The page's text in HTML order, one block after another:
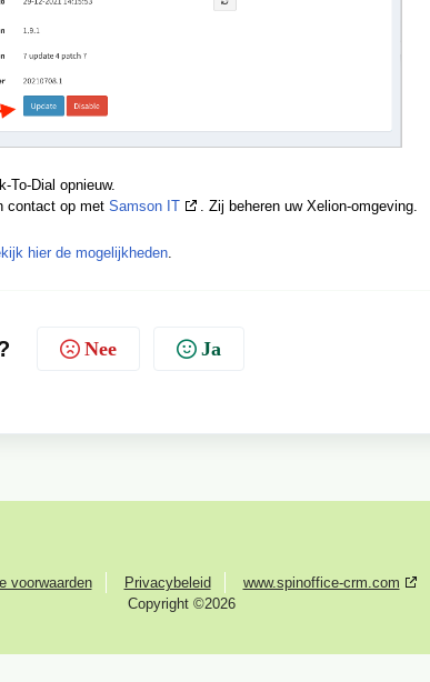
To-Dial opnieuw.
contact op met Samson IT . Zij beheren uw Xelion-omgeving.
hier de mogelijkheden
Nee Ja
voorwaarden Privacybeleid
www.spinoffice-crm.com
Copyright ©2026